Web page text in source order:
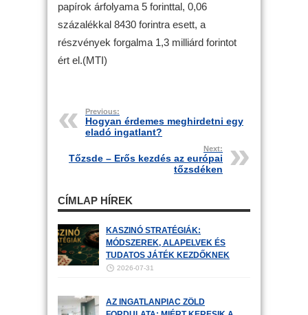
papírok árfolyama 5 forinttal, 0,06
százalékkal 8430 forintra esett, a
részvények forgalma 1,3 milliárd forintot
ért el.(MTI)
Previous:
Hogyan érdemes meghirdetni egy
eladó ingatlant?
Next:
Tőzsde – Erős kezdés az európai
tőzsdéken
CÍMLAP HÍREK
KASZINÓ STRATÉGIÁK:
MÓDSZEREK, ALAPELVEK ÉS
TUDATOS JÁTÉK KEZDŐKNEK
2026-07-31
AZ INGATLANPIAC ZÖLD